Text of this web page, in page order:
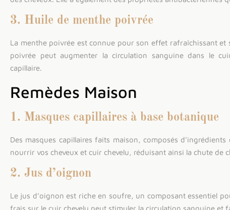
3. Huile de menthe poivrée
La menthe poivrée est connue pour son effet rafraîchissant et
poivrée peut augmenter la circulation sanguine dans le
capillaire.
Remèdes Maison
1. Masques capillaires à base botanique
Des masques capillaires faits maison, composés
nourrir vos cheveux et cuir chevelu, réduisant ainsi la chute de
2. Jus d’oignon
Le jus d’oignon est riche en soufre, un composant essentiel
frais sur le cuir chevelu peut stimuler la circulation sanguine et